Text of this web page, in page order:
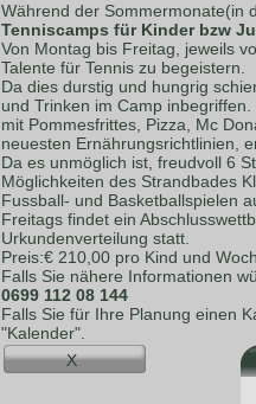
Während der Sommermonate(in
Tenniscamps für Kinder bzw
Von Montag bis Freitag, jeweils
Talente für Tennis zu begeistern.
Da dies durstig und hungrig
und Trinken im Camp
mit Pommesfrittes, Pizza, Mc
neuesten Ernährungsrichtlinien,
Da es unmöglich ist, freudvoll 6
Möglichkeiten des Strandbades
Fussball- und Basketballspielen
Freitags findet ein
Urkundenverteilung statt.
Preis:€ 210,00 pro Kind und
Falls Sie nähere Informationen
0699 112 08 144
Falls Sie für Ihre Planung einen
"Kalender".